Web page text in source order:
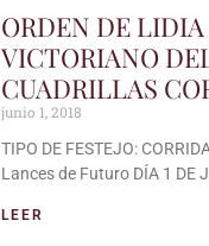
ORDEN DE
VICTORIANO
CUADRILLAS
junio 1, 2018
TIPO DE FESTEJO:
Lances de Futuro DÍA 1 DE
LEER